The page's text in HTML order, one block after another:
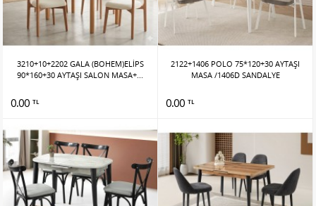
3210+10+2202 GALA (BOHEM)ELİPS
90*160+30 AYTAŞI SALON MASA+...
0.00 TL
2122+1406 POLO 75*120+30 AYTAŞI
MASA /1406D SANDALYE
0.00 TL